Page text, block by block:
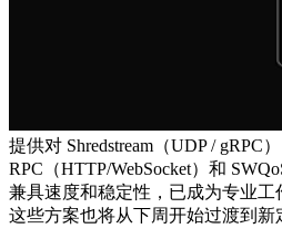
提供对 Shredstream（UDP / gRPC）
RPC（HTTP/WebSocket）和
兼具速度和稳定性，已成为专业工
这些方案也将从下周开始过渡到新